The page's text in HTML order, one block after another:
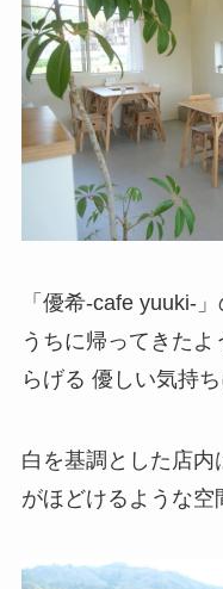
「優希-cafe yuuki-
うちに帰ってきた
らげる 優しい気持
白を基調とした店
がほどけるような空